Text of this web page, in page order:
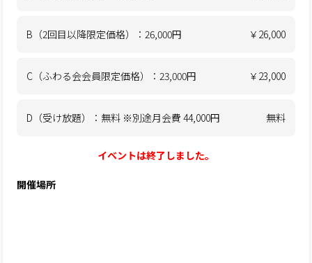
B（2回目以降限定価格）：26,000円 ￥26,000
C（ふわる会会員限定価格）：23,000円 ￥23,000
D（受け放題）：無料 ※別途月会費 44,000円 無料
イベントは終了しました。
開催場所